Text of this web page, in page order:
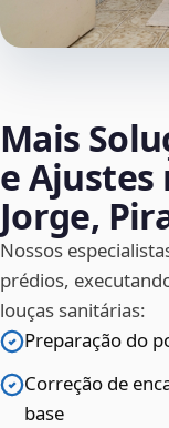
Mais
e Ajustes
Jorge,
Nossos
prédios,
louças sanitárias:
Preparação do
Correção de
base